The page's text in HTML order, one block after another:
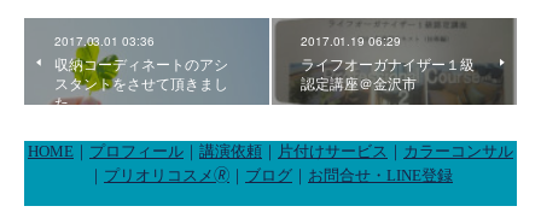
2017.03.01 03:36
収納コーディネートのアシ
スタントをさせて頂きまし
た
2017.01.19 06:29
ライフオーガナイザー１級
認定講座＠金沢市